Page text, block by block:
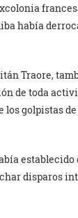
había
Traore,
de toda
los golpistas
establecido
disparos